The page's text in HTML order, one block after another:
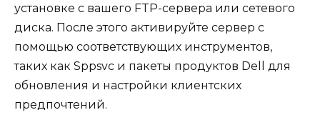
установке с вашего FTP-сервера или сетевого
диска. После этого активируйте сервер с
помощью соответствующих инструментов,
таких как Sppsvc и пакеты продуктов Dell для
обновления и настройки клиентских
предпочтений.